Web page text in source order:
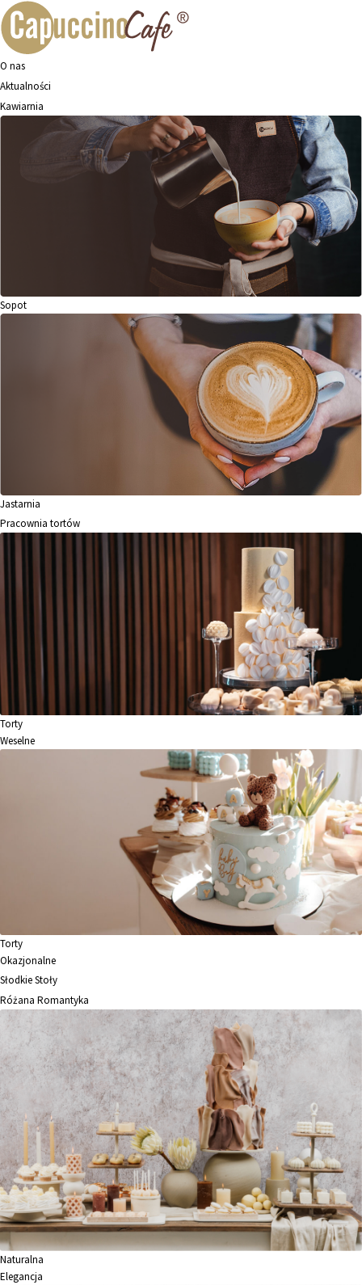
O nas
Aktualności
Kawiarnia
Sopot
Jastarnia
Pracownia tortów
Torty
Weselne
Torty
Okazjonalne
Słodkie Stoły
Różana Romantyka
Naturalna
Elegancja